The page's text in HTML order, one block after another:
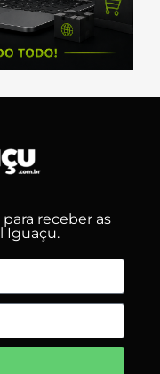
receber as
Iguaçu.